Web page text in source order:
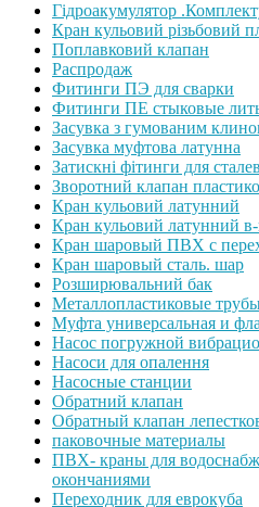
Гідроакумулятор
Кран кульовий різьбовий
Поплавковий клапан
Распродаж
Фитинги ПЭ для сварки
Фитинги ПЕ стыковые
Засувка з гумованим
Засувка муфтова латунна
Затискні фітинги для
Зворотний клапан
Кран кульовий латунний
Кран кульовий латунний
Кран шаровый ПВХ с
Кран шаровый сталь. шар
Розширювальний бак
Металлопластиковые
Муфта универсальная и
Насос погружной
Насоси для опалення
Насосные станции
Обратний клапан
Обратный клапан
паковочные материалы
ПВХ- краны для
окончаниями
Переходник для еврокуба